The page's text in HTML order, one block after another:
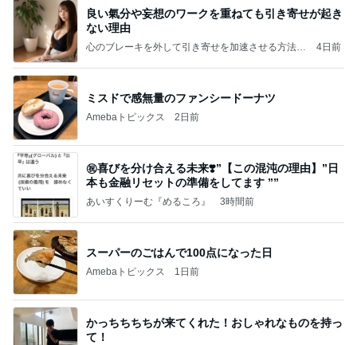
良い氣分や妄想のワークを重ねても引き寄せが起き
ない理由
心のブレーキを外して引き寄せを加速させる方法：
4日前
ミスドで感無量のファンシードーナツ
Amebaトピックス 2日前
㊗️喜びを分け合える未来❣️”【この混沌の理由】”⽇
本も⾦融リセットの準備をしてます ””
あいすくりーむ『めるころ』 3時間前
スーパーのごはんで100点になった日
Amebaトピックス 1日前
かっちちちちが来てくれた！おしゃれなものを持っ
て！